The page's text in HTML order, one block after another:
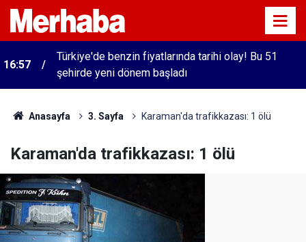
16:57
Türkiye'de benzin fiyatlarında tarihi olay! Bu 51
şehirde yeni dönem başladı
Anasayfa 3. Sayfa Karaman'da trafikkazası: 1 ölü
Karaman'da trafikkazası: 1 ölü